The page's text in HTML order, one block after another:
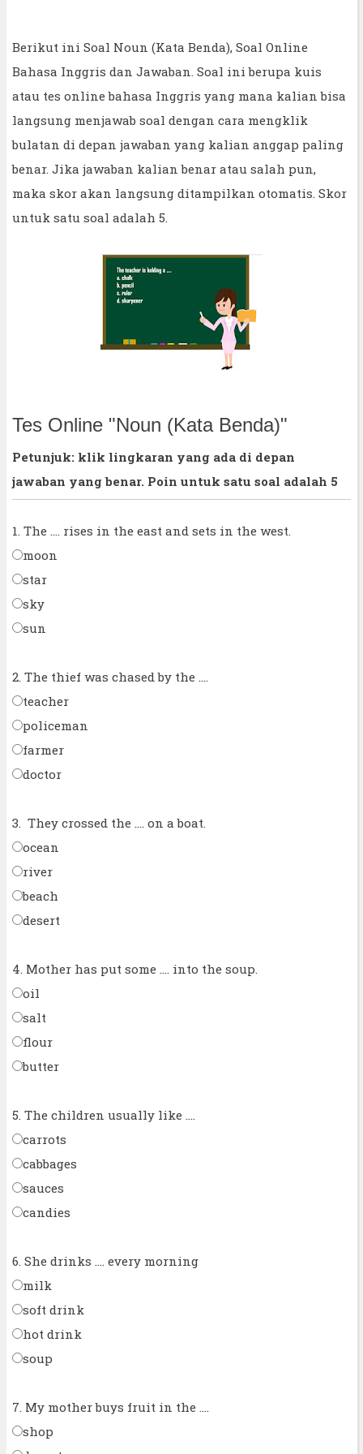
Berikut ini Soal Noun (Kata Benda), Soal Online
Bahasa Inggris dan Jawaban. Soal ini berupa kuis
atau tes online bahasa Inggris yang mana kalian bisa
langsung menjawab soal dengan cara mengklik
bulatan di depan jawaban yang kalian anggap paling
benar. Jika jawaban kalian benar atau salah pun,
maka skor akan langsung ditampilkan otomatis. Skor
untuk satu soal adalah 5.
Tes Online "Noun (Kata Benda)"
Petunjuk: klik lingkaran yang ada di depan
jawaban yang benar. Poin untuk satu soal adalah 5
1. The .... rises in the east and sets in the west.
moon
star
sky
sun
2. The thief was chased by the ....
teacher
policeman
farmer
doctor
3. They crossed the .... on a boat.
ocean
river
beach
desert
4. Mother has put some .... into the soup.
oil
salt
flour
butter
5. The children usually like ....
carrots
cabbages
sauces
candies
6. She drinks .... every morning
milk
soft drink
hot drink
soup
7. My mother buys fruit in the ....
shop